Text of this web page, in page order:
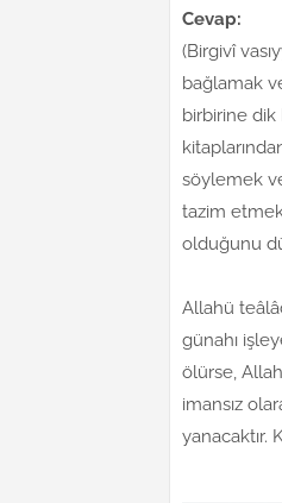
Cevap:
(Birgivî
bağlamak
birbirine dik
söylemek
tazim
olduğunu
Allahü
günahı
ölürse,
imansız
yanacaktır.